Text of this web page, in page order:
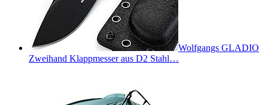
Wolfgangs GLADIO
Zweihand Klappmesser aus D2 Stahl…